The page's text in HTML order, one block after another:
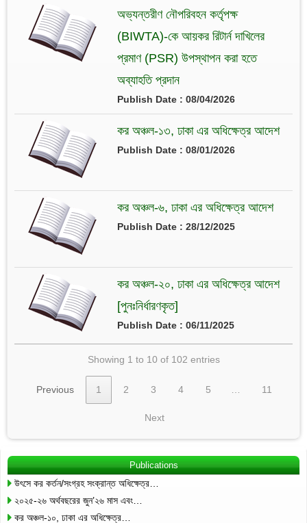
অভ্যন্তরীণ নৌপরিবহন কর্তৃপক্ষ
(BIWTA)-কে আয়কর রিটার্ন দাখিলের
প্রমাণ (PSR) উপস্থাপন করা হতে
অব্যাহতি প্রদান
Publish Date : 08/04/2026
কর অঞ্চল-১৩, ঢাকা এর অধিক্ষেত্র আদেশ
Publish Date : 08/01/2026
কর অঞ্চল-৬, ঢাকা এর অধিক্ষেত্র আদেশ
Publish Date : 28/12/2025
কর অঞ্চল-২০, ঢাকা এর অধিক্ষেত্র আদেশ
[পুনঃনির্ধারণকৃত]
Publish Date : 06/11/2025
Showing 1 to 10 of 102 entries
Previous 1 2 3 4 5 11
Next
Publications
উৎসে কর কর্তন/সংগ্রহ সংক্রান্ত অধিক্ষেত্র…
২০২৫-২৬ অর্থবছরের জুন’২৬ মাস এবং…
কর অঞ্চল-১০, ঢাকা এর অধিক্ষেত্র…